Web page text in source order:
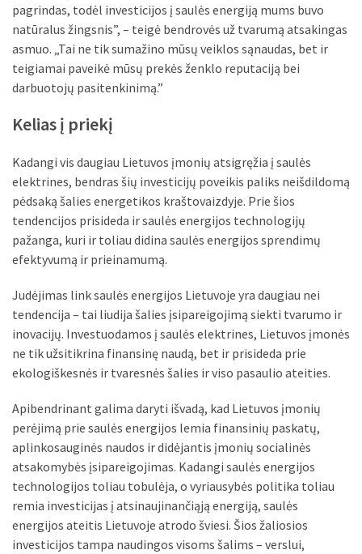
pagrindas, todėl investicijos į saulės energiją mums buvo
natūralus žingsnis”, – teigė bendrovės už tvarumą atsakingas
asmuo. „Tai ne tik sumažino mūsų veiklos sąnaudas, bet ir
teigiamai paveikė mūsų prekės ženklo reputaciją bei
darbuotojų pasitenkinimą.”
Kelias į priekį
Kadangi vis daugiau Lietuvos įmonių atsigręžia į saulės
elektrines, bendras šių investicijų poveikis paliks neišdildomą
pėdsaką šalies energetikos kraštovaizdyje. Prie šios
tendencijos prisideda ir saulės energijos technologijų
pažanga, kuri ir toliau didina saulės energijos sprendimų
efektyvumą ir prieinamumą.
Judėjimas link saulės energijos Lietuvoje yra daugiau nei
tendencija – tai liudija šalies įsipareigojimą siekti tvarumo ir
inovacijų. Investuodamos į saulės elektrines, Lietuvos įmonės
ne tik užsitikrina finansinę naudą, bet ir prisideda prie
ekologiškesnės ir tvaresnės šalies ir viso pasaulio ateities.
Apibendrinant galima daryti išvadą, kad Lietuvos įmonių
perėjimą prie saulės energijos lemia finansinių paskatų,
aplinkosauginės naudos ir didėjantis įmonių socialinės
atsakomybės įsipareigojimas. Kadangi saulės energijos
technologijos toliau tobulėja, o vyriausybės politika toliau
remia investicijas į atsinaujinančiąją energiją, saulės
energijos ateitis Lietuvoje atrodo šviesi. Šios žaliosios
investicijos tampa naudingos visoms šalims – verslui,